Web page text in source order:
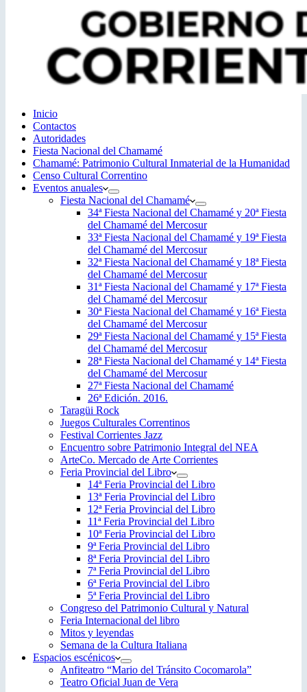
Inicio
Contactos
Autoridades
Fiesta Nacional del Chamamé
Chamamé: Patrimonio Cultural Inmaterial de la Humanidad
Censo Cultural Correntino
Eventos anuales
Fiesta Nacional del Chamamé
34ª Fiesta Nacional del Chamamé y 20ª Fiesta
del Chamamé del Mercosur
33ª Fiesta Nacional del Chamamé y 19ª Fiesta
del Chamamé del Mercosur
32ª Fiesta Nacional del Chamamé y 18ª Fiesta
del Chamamé del Mercosur
31ª Fiesta Nacional del Chamamé y 17ª Fiesta
del Chamamé del Mercosur
30ª Fiesta Nacional del Chamamé y 16ª Fiesta
del Chamamé del Mercosur
29ª Fiesta Nacional del Chamamé y 15ª Fiesta
del Chamamé del Mercosur
28ª Fiesta Nacional del Chamamé y 14ª Fiesta
del Chamamé del Mercosur
27ª Fiesta Nacional del Chamamé
26ª Edición. 2016.
Taragüi Rock
Juegos Culturales Correntinos
Festival Corrientes Jazz
Encuentro sobre Patrimonio Integral del NEA
ArteCo. Mercado de Arte Corrientes
Feria Provincial del Libro
14ª Feria Provincial del Libro
13ª Feria Provincial del Libro
12ª Feria Provincial del Libro
11ª Feria Provincial del Libro
10ª Feria Provincial del Libro
9ª Feria Provincial del Libro
8ª Feria Provincial del Libro
7ª Feria Provincial del Libro
6ª Feria Provincial del Libro
5ª Feria Provincial del Libro
Congreso del Patrimonio Cultural y Natural
Feria Internacional del libro
Mitos y leyendas
Semana de la Cultura Italiana
Espacios escénicos
Anfiteatro “Mario del Tránsito Cocomarola”
Teatro Oficial Juan de Vera